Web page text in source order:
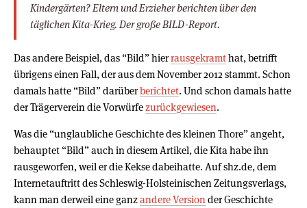
Kindergärten? Eltern und Erzieher berichten über den
täglichen Kita-Krieg. Der große BILD-Report.
Das andere Beispiel, das “Bild” hierrausgekramthat, betrifft
übrigens einen Fall, der aus dem November 2012 stammt. Schon
damals hatte “Bild” darüberberichtet. Und schon damals hatte
der Trägerverein die Vorwürfezurückgewiesen.
Was die “unglaubliche Geschichte des kleinen Thore” angeht,
behauptet “Bild” auch in diesem Artikel, die Kita habe ihn
rausgeworfen, weil er die Kekse dabeihatte. Auf shz.de, dem
Internetauftritt des Schleswig-Holsteinischen Zeitungsverlags,
kann man derweil eine ganzandere Versionder Geschichte